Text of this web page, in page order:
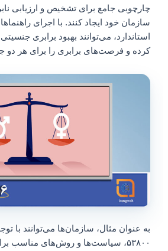
چارچوبی جامع برای تشخیص و ارزیابی
سازمان خود ایجاد کنند. با اجرای
استاندارد، می‌توانند بهبود برابری
کرده و فرصت‌های برابری را برای هر دو
به عنوان مثال، سازمان‌ها می‌توانند با
۵۳۸۰۰، سیاست‌ها و روش‌های مناسب